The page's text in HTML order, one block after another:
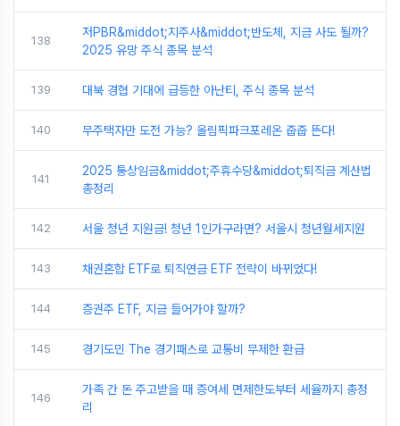
138
저PBR&middot;지주사&middot;반도체, 지금 사도 될까?
2025 유망 주식 종목 분석
139 대북 경협 기대에 급등한 아난티, 주식 종목 분석
140 무주택자만 도전 가능? 올림픽파크포레온 줍줍 뜬다!
141
2025 통상임금&middot;주휴수당&middot;퇴직금 계산법
총정리
142 서울 청년 지원금! 청년 1인가구라면? 서울시 청년월세지원
143 채권혼합 ETF로 퇴직연금 ETF 전략이 바뀌었다!
144 증권주 ETF, 지금 들어가야 할까?
145 경기도민 The 경기패스로 교통비 무제한 환급
146
가족 간 돈 주고받을 때 증여세 면제한도부터 세율까지 총정
리